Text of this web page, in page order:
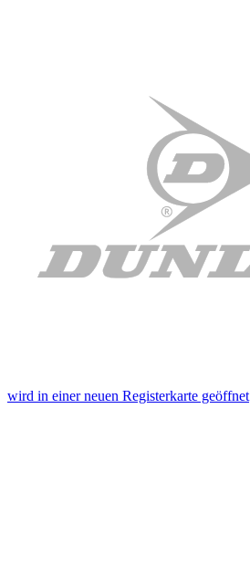
wird in einer neuen Registerkarte geöffnet